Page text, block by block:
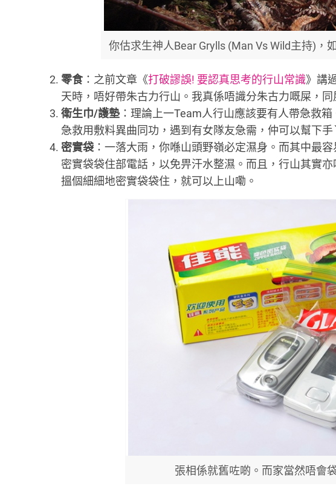
你估求生神人Bear Grylls (Man Vs Wild主持)，
零食 ：之前文章《打破謬誤! 要認真思考的行山常識》講
天時，唔好帶朱古力行山。我真係唔識分朱古力嘅屎，同
衛生巾/護墊：理論上一Team人行山應該要有人帶急救
急救用敷料異曲同功，遇到有女隊友急需，仲可以幫下手
密實袋 ：一落大雨，你喺山頭野嶺必定濕身。而其中最
密實袋袋住部電話，以免畀汗水整濕。而且，行山其實
搵個細細地密實袋袋住，就可以上山嘞。
張相係就舊咗啲。而家當然唔會